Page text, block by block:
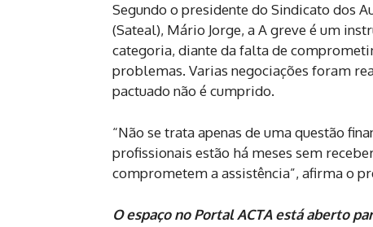
Segundo o presidente do Sindicato dos
(Sateal), Mário Jorge, a A greve é um
categoria, diante da falta de
problemas. Varias negociações foram
pactuado não é cumprido.
“Não se trata apenas de uma questão
profissionais estão há meses sem
comprometem a assistência”, afirma o
O espaço no Portal ACTA está aberto